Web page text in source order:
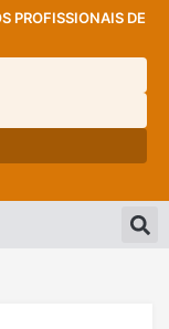
PROFISSIONAIS DE